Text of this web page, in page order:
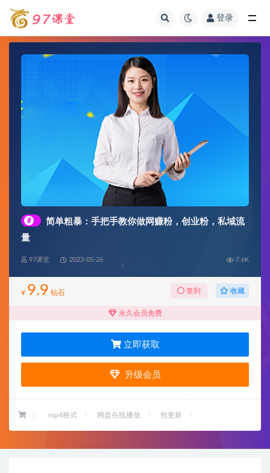
登录
#
简单粗暴：手把手教你做网赚粉，创业粉，私域流
量
97课堂 2023-05-26 7.6K
¥ 9.9 钻石 签到 收藏
永久会员免费
立即获取
升级会员
： mp4格式 网盘在线播放 包更新